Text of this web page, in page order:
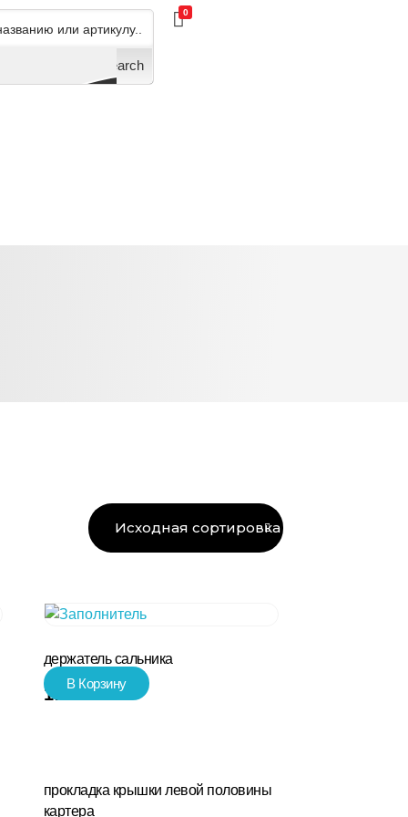
Search
0
держатель сальника
170.00₽
В Корзину
прокладка крышки левой половины
картера